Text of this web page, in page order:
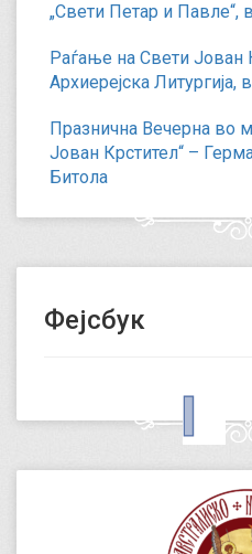
„Свети Петар и Павле“,
Раѓање на Свети Јован
Архиерејска Литургија,
Празнична Вечерна во
Јован Крстител“ –
Битола
Фејсбук